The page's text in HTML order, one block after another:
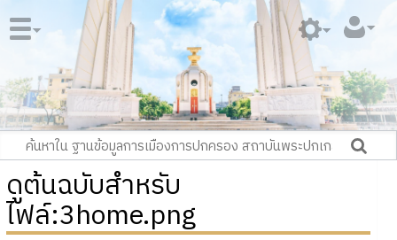
ดูต้นฉบับสำหรับ
ไฟล์:3home.png